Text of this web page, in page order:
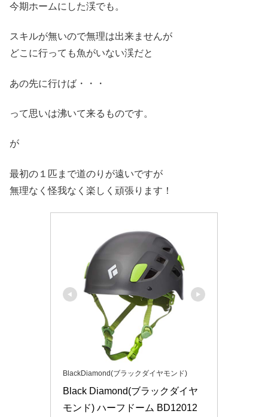
今期ホームにした渓でも。
スキルが無いので無理は出来ませんが
どこに行っても魚がいない渓だと
あの先に行けば・・・
って思いは沸いて来るものです。
が
最初の１匹まで道のりが遠いですが
無理なく怪我なく楽しく頑張ります！
BlackDiamond(ブラックダイヤモンド)
Black Diamond(ブラックダイヤ
モンド) ハーフドーム BD12012